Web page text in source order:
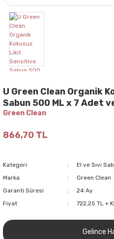
U Green Clean Organik
Sabun 500 ML x 7 Adet
Green Clean
866,70 TL
Kategori
El ve Sıvı
Marka
Green Clean
Garanti Süresi
24 Ay
Fiyat
722,25 TL +
Gelince